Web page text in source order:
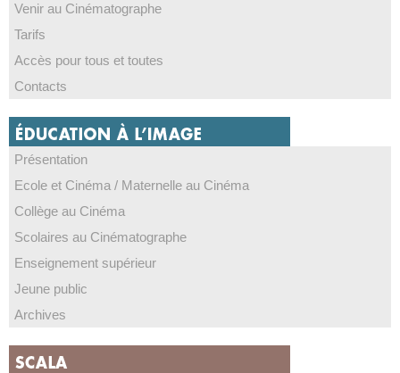
Venir au Cinématographe
Tarifs
Accès pour tous et toutes
Contacts
Présentation
Ecole et Cinéma / Maternelle au Cinéma
Collège au Cinéma
Scolaires au Cinématographe
Enseignement supérieur
Jeune public
Archives